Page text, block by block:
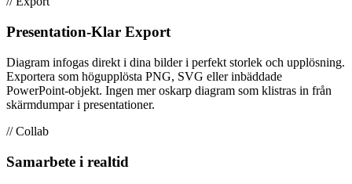
Presentation-Klar Export
Diagram infogas direkt i dina bilder i perfekt storlek och upplösning.
Exportera som högupplösta PNG, SVG eller inbäddade
PowerPoint-objekt. Ingen mer oskarp diagram som klistras in från
skärmdumpar i presentationer.
// Collab
Samarbete i realtid